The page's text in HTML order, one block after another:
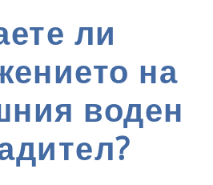
ли
на
воден